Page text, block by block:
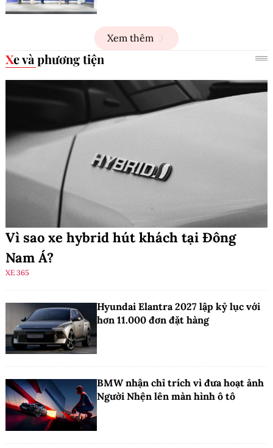
Xem thêm
Xe và phương tiện
Vì sao xe hybrid hút khách tại Đông
Nam Á?
XE 365
Hyundai Elantra 2027 lập kỷ lục với
hơn 11.000 đơn đặt hàng
BMW nhận chỉ trích vì đưa hoạt ảnh
Người Nhện lên màn hình ô tô